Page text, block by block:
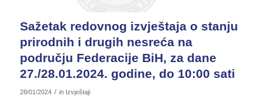
Sažetak redovnog izvještaja o stanju
prirodnih i drugih nesreća na
području Federacije BiH, za dane
27./28.01.2024. godine, do 10:00 sati
28/01/2024 / in Izvještaji